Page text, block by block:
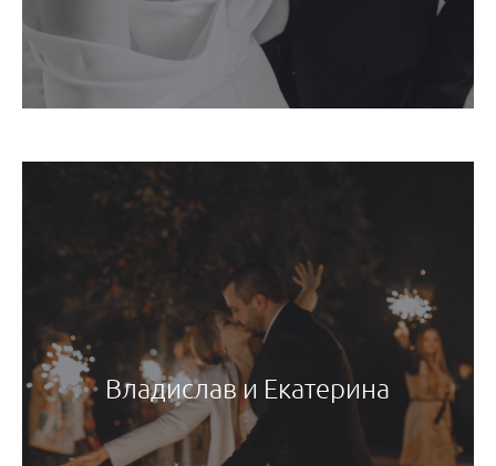
Владислав и Екатерина